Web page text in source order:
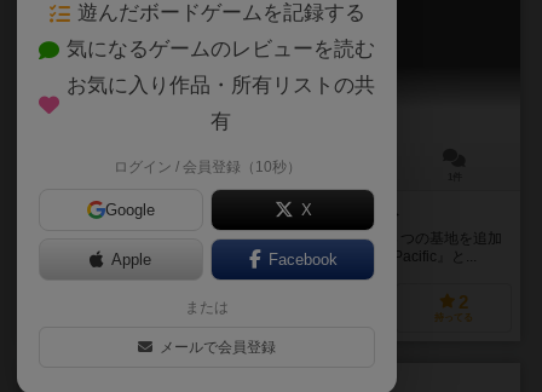
ウォー・アット・シー 2
War at Sea 2
90分前後
『War at Sea』『Victory in the Pacific』用拡張セット
『War at Sea 2』は、『War at Sea』に３つの海域と８つの基地を追加
した新マップを提供する拡張セット。 『Victory in the Pacific』と...
1
経験あり
2
持ってる
遊んだボードゲームを記録する
気になるゲームのレビューを読む
お気に入り作品・所有リストの共
有
ログイン / 会員登録（10秒）
Google X
Apple Facebook
または
メールで会員登録